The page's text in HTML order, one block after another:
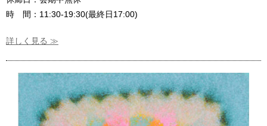
時 間：11:30-19:30(最終日17:00)
詳しく見る ≫